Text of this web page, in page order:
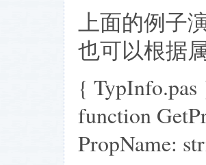
上面的例子
也可以根据
{ TypInfo.pas
function
PropName: